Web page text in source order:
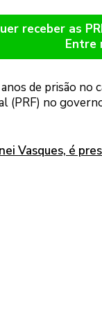
receber as
Entre
de prisão
(PRF) no
Vasques, é